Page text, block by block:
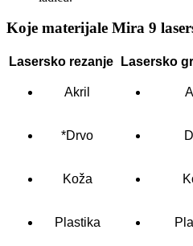
Koje materijale Mira 9
Lasersko rezanje Lasersko
Akril
*Drvo
Koža
Plastika